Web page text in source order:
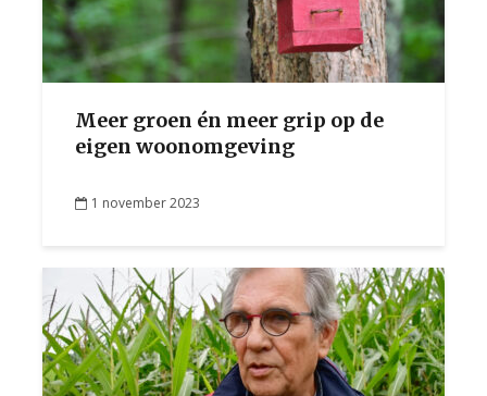
Meer groen én meer grip op de
eigen woonomgeving
1 november 2023